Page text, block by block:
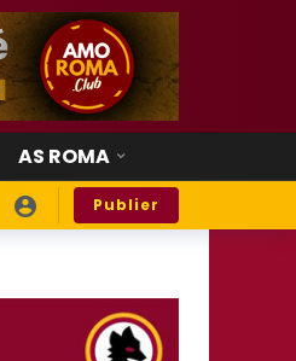
AS ROMA
Publier